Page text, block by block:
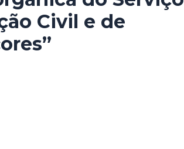
Civil e de